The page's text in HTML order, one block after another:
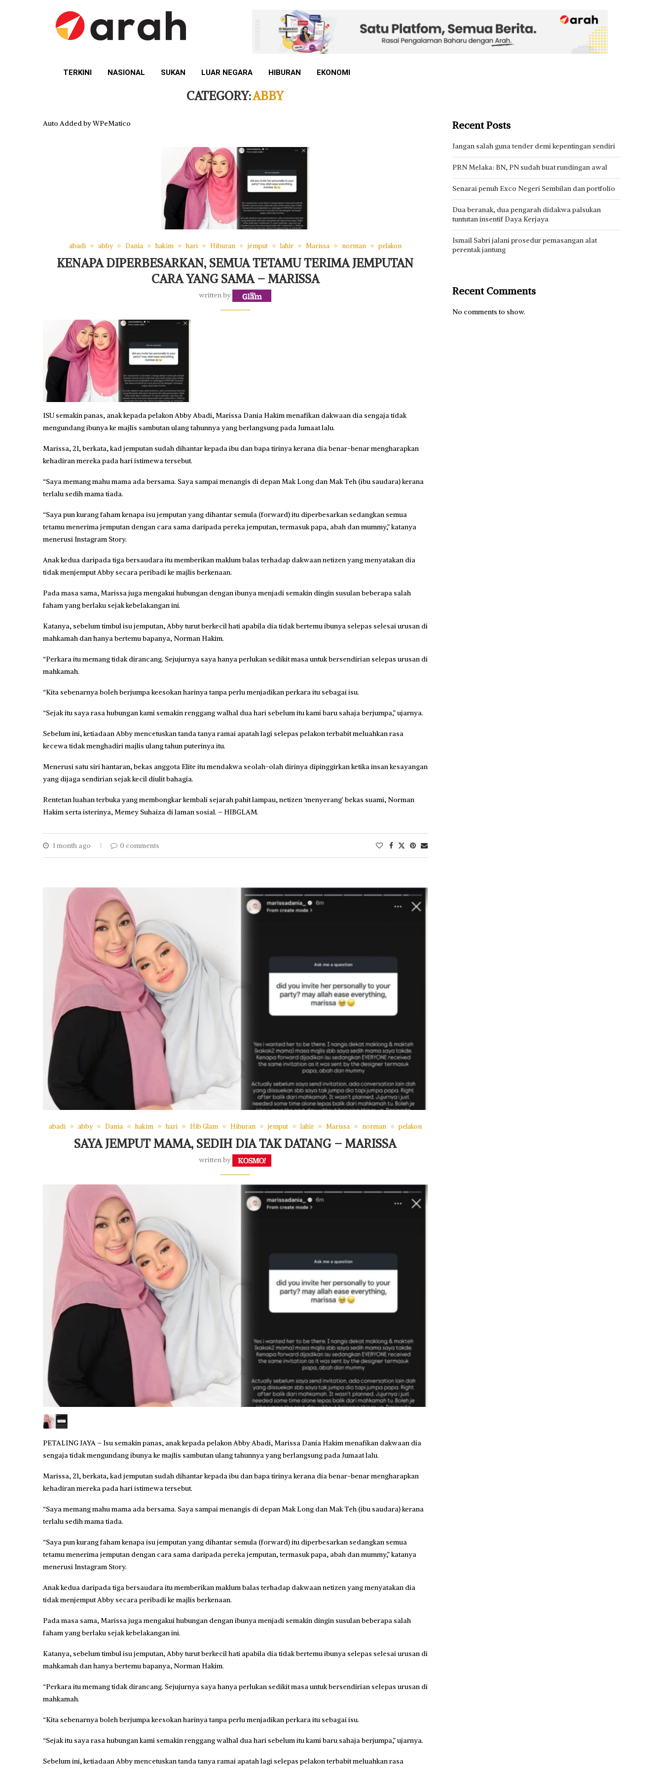
TERKINI NASIONAL SUKAN LUAR NEGARA HIBURAN EKONOMI
CATEGORY:ABBY
Auto Added by WPeMatico
abadi abby Dania hakim hari Hiburan jemput lahir Marissa norman pelakon
KENAPA DIPERBESARKAN, SEMUA TETAMU TERIMA JEMPUTAN
CARA YANG SAMA – MARISSA
written by
ISU semakin panas, anak kepada pelakon Abby Abadi, Marissa Dania Hakim menafikan dakwaan dia sengaja tidak
mengundang ibunya ke majlis sambutan ulang tahunnya yang berlangsung pada Jumaat lalu.
Marissa, 21, berkata, kad jemputan sudah dihantar kepada ibu dan bapa tirinya kerana dia benar-benar mengharapkan
kehadiran mereka pada hari istimewa tersebut.
“Saya memang mahu mama ada bersama. Saya sampai menangis di depan Mak Long dan Mak Teh (ibu saudara) kerana
terlalu sedih mama tiada.
“Saya pun kurang faham kenapa isu jemputan yang dihantar semula (forward) itu diperbesarkan sedangkan semua
tetamu menerima jemputan dengan cara sama daripada pereka jemputan, termasuk papa, abah dan mummy,” katanya
menerusi Instagram Story.
Anak kedua daripada tiga bersaudara itu memberikan maklum balas terhadap dakwaan netizen yang menyatakan dia
tidak menjemput Abby secara peribadi ke majlis berkenaan.
Pada masa sama, Marissa juga mengakui hubungan dengan ibunya menjadi semakin dingin susulan beberapa salah
faham yang berlaku sejak kebelakangan ini.
Katanya, sebelum timbul isu jemputan, Abby turut berkecil hati apabila dia tidak bertemu ibunya selepas selesai urusan di
mahkamah dan hanya bertemu bapanya, Norman Hakim.
“Perkara itu memang tidak dirancang. Sejujurnya saya hanya perlukan sedikit masa untuk bersendirian selepas urusan di
mahkamah.
“Kita sebenarnya boleh berjumpa keesokan harinya tanpa perlu menjadikan perkara itu sebagai isu.
“Sejak itu saya rasa hubungan kami semakin renggang walhal dua hari sebelum itu kami baru sahaja berjumpa,” ujarnya.
Sebelum ini, ketiadaan Abby mencetuskan tanda tanya ramai apatah lagi selepas pelakon terbabit meluahkan rasa
kecewa tidak menghadiri majlis ulang tahun puterinya itu.
Menerusi satu siri hantaran, bekas anggota Elite itu mendakwa seolah-olah dirinya dipinggirkan ketika insan kesayangan
yang dijaga sendirian sejak kecil diulit bahagia.
Rentetan luahan terbuka yang membongkar kembali sejarah pahit lampau, netizen ‘menyerang’ bekas suami, Norman
Hakim serta isterinya, Memey Suhaiza di laman sosial. – HIBGLAM.
1 month ago 0 comments
abadi abby Dania hakim hari Hib Glam Hiburan jemput lahir Marissa norman pelakon
SAYA JEMPUT MAMA, SEDIH DIA TAK DATANG – MARISSA
written by
PETALING JAYA – Isu semakin panas, anak kepada pelakon Abby Abadi, Marissa Dania Hakim menafikan dakwaan dia
sengaja tidak mengundang ibunya ke majlis sambutan ulang tahunnya yang berlangsung pada Jumaat lalu.
Marissa, 21, berkata, kad jemputan sudah dihantar kepada ibu dan bapa tirinya kerana dia benar-benar mengharapkan
kehadiran mereka pada hari istimewa tersebut.
“Saya memang mahu mama ada bersama. Saya sampai menangis di depan Mak Long dan Mak Teh (ibu saudara) kerana
terlalu sedih mama tiada.
“Saya pun kurang faham kenapa isu jemputan yang dihantar semula (forward) itu diperbesarkan sedangkan semua
tetamu menerima jemputan dengan cara sama daripada pereka jemputan, termasuk papa, abah dan mummy,” katanya
menerusi Instagram Story.
Anak kedua daripada tiga bersaudara itu memberikan maklum balas terhadap dakwaan netizen yang menyatakan dia
tidak menjemput Abby secara peribadi ke majlis berkenaan.
Pada masa sama, Marissa juga mengakui hubungan dengan ibunya menjadi semakin dingin susulan beberapa salah
faham yang berlaku sejak kebelakangan ini.
Katanya, sebelum timbul isu jemputan, Abby turut berkecil hati apabila dia tidak bertemu ibunya selepas selesai urusan di
mahkamah dan hanya bertemu bapanya, Norman Hakim.
“Perkara itu memang tidak dirancang. Sejujurnya saya hanya perlukan sedikit masa untuk bersendirian selepas urusan di
mahkamah.
“Kita sebenarnya boleh berjumpa keesokan harinya tanpa perlu menjadikan perkara itu sebagai isu.
“Sejak itu saya rasa hubungan kami semakin renggang walhal dua hari sebelum itu kami baru sahaja berjumpa,” ujarnya.
Sebelum ini, ketiadaan Abby mencetuskan tanda tanya ramai apatah lagi selepas pelakon terbabit meluahkan rasa
Recent Posts
Jangan salah guna tender demi kepentingan sendiri
PRN Melaka: BN, PN sudah buat rundingan awal
Senarai penuh Exco Negeri Sembilan dan portfolio
Dua beranak, dua pengarah didakwa palsukan
tuntutan insentif Daya Kerjaya
Ismail Sabri jalani prosedur pemasangan alat
perentak jantung
Recent Comments
No comments to show.